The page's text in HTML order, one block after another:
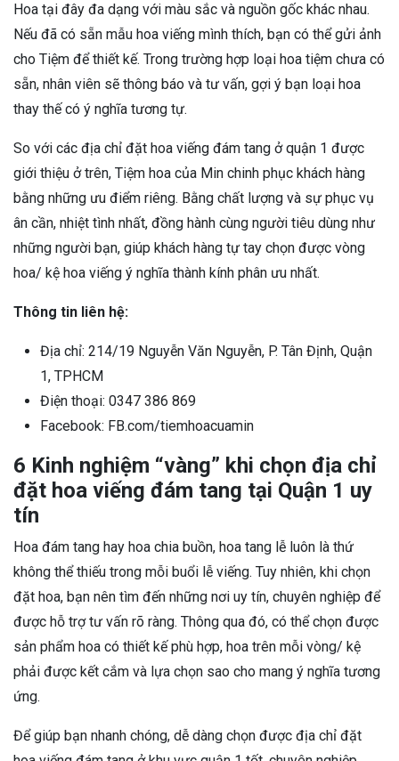
Hoa tại đây đa dạng với màu sắc và nguồn gốc khác nhau.
Nếu đã có sẵn mẫu hoa viếng mình thích, bạn có thể gửi ảnh
cho Tiệm để thiết kế. Trong trường hợp loại hoa tiệm chưa có
sẵn, nhân viên sẽ thông báo và tư vấn, gợi ý bạn loại hoa
thay thế có ý nghĩa tương tự.
So với các địa chỉ đặt hoa viếng đám tang ở quận 1 được
giới thiệu ở trên, Tiệm hoa của Min chinh phục khách hàng
bằng những ưu điểm riêng. Bằng chất lượng và sự phục vụ
ân cần, nhiệt tình nhất, đồng hành cùng người tiêu dùng như
những người bạn, giúp khách hàng tự tay chọn được vòng
hoa/ kệ hoa viếng ý nghĩa thành kính phân ưu nhất.
Thông tin liên hệ:
Địa chỉ: 214/19 Nguyễn Văn Nguyễn, P. Tân Định, Quận
1, TPHCM
Điện thoại: 0347 386 869
Facebook: FB.com/tiemhoacuamin
6 Kinh nghiệm “vàng” khi chọn địa chỉ
đặt hoa viếng đám tang tại Quận 1 uy
tín
Hoa đám tang hay hoa chia buồn, hoa tang lễ luôn là thứ
không thể thiếu trong mỗi buổi lễ viếng. Tuy nhiên, khi chọn
đặt hoa, bạn nên tìm đến những nơi uy tín, chuyên nghiệp để
được hỗ trợ tư vấn rõ ràng. Thông qua đó, có thể chọn được
sản phẩm hoa có thiết kế phù hợp, hoa trên mỗi vòng/ kệ
phải được kết cắm và lựa chọn sao cho mang ý nghĩa tương
ứng.
Để giúp bạn nhanh chóng, dễ dàng chọn được địa chỉ đặt